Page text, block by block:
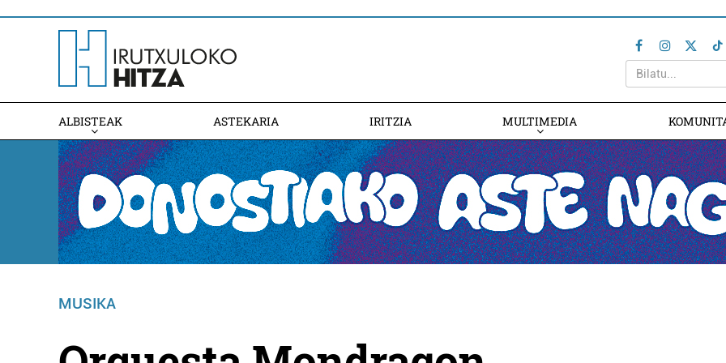
ALBISTEAK ASTEKARIA IRITZIA MULTIMEDIA
MUSIKA